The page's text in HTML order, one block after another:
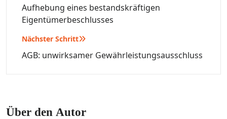
Aufhebung eines bestandskräftigen
Eigentümerbeschlusses
Nächster Schritt
AGB: unwirksamer Gewährleistungsausschluss
Über den Autor